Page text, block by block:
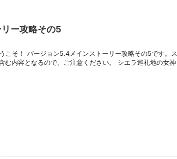
ー攻略その5
こそ！ バージョン5.4メインストーリー攻略その5です。ス
む内容となるので、ご注意ください。 シエラ巡礼地の女神